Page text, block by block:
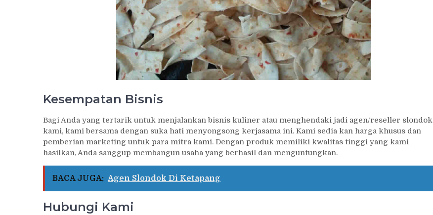
Kesempatan Bisnis
Bagi Anda yang tertarik untuk menjalankan bisnis kuliner atau menghendaki jadi agen/reseller slondok
kami, kami bersama dengan suka hati menyongsong kerjasama ini. Kami sedia kan harga khusus dan
pemberian marketing untuk para mitra kami. Dengan produk memiliki kwalitas tinggi yang kami
hasilkan, Anda sanggup membangun usaha yang berhasil dan menguntungkan.
BACA JUGA: Agen Slondok Di Ketapang
Hubungi Kami